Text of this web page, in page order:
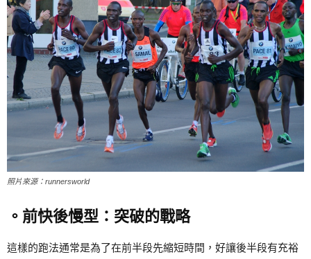
照片來源：runnersworld
。前快後慢型：突破的戰略
這樣的跑法通常是為了在前半段先縮短時間，好讓後半段有充裕